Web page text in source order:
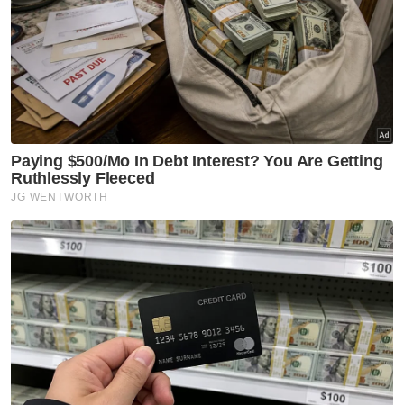
GLOBAL
Suspek culik, rogol remaja
tuntut layanan VIP dalam lokap
GLOBAL
'Perang robot' AS-China makin
tegang